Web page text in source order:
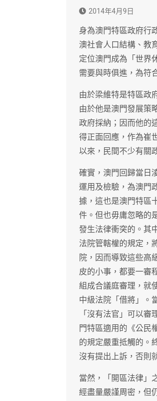
2014年4月9日
身為澳門特區政府行
澳社會人口結構、教
定位澳門成為「世界
需要與時俱進，為符
由於梁維特是特區政
由於他是澳門發展策
政府採納；因而他的
得正面回應，作為崔
以來，民間不少有關
確實，澳門回歸當日
運用及檢驗，為澳門
據，這也是澳門特區
件。但也毋庸忽略的
發生法律衝突的。其
法院管轄權的規定，
院，因而導致這些高
皮的小事，都要一審
組成合議庭審理，就
中級法院「借將」。
「沒有法官」可以
門特區適用的《公民
的規定嚴重抵觸的。
沒有提出上訴，否則
當然，「開區法律」
經盡量嚴謹周密，但